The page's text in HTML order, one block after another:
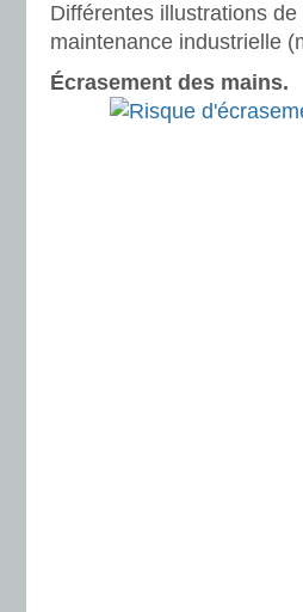
Différentes illustrations
maintenance industrielle
Écrasement des mains.